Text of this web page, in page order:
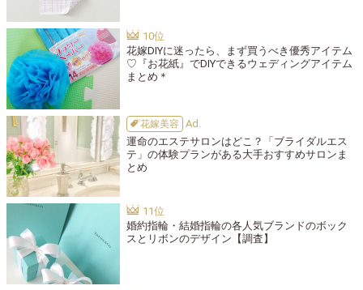
花嫁DIYに迷ったら、まず買うべき優秀アイテム
♡『お花紙』でDIYできるウェディングアイテム
まとめ＊
花嫁美容
運命のエステサロンはどこ？「ブライダルエス
テ」の体験プランがある大手おすすめサロンま
とめ
婚約指輪・結婚指輪の各人気ブランドのボック
スとリボンのデザイン【調査】